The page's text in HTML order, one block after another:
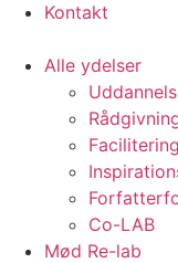
Kontakt
Alle ydelser
Co-LAB
Mød Re-lab